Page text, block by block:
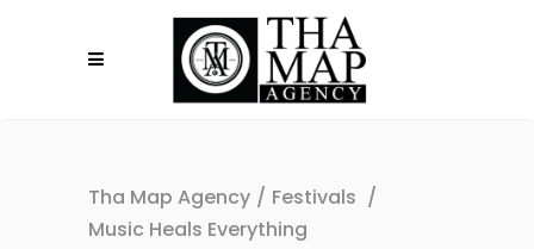
Tha Map Agency / Festivals /
Music Heals Everything